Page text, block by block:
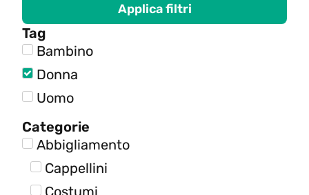
Applica filtri
Tag
Bambino
Donna
Uomo
Categorie
Abbigliamento
Cappellini